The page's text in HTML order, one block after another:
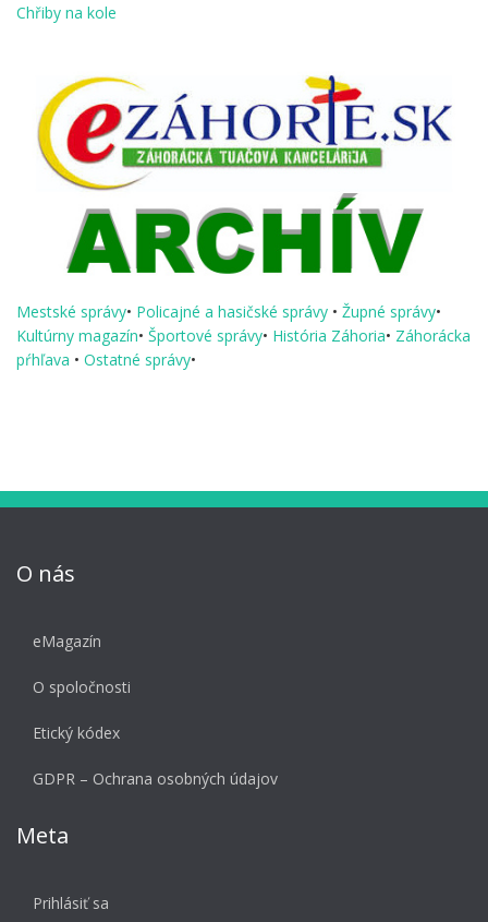
Chřiby na kole
Mestské správy• Policajné a hasičské správy • Župné správy•
Kultúrny magazín• Športové správy• História Záhoria• Záhorácka
pŕhľava • Ostatné správy•
O nás
eMagazín
O spoločnosti
Etický kódex
GDPR – Ochrana osobných údajov
Meta
Prihlásiť sa